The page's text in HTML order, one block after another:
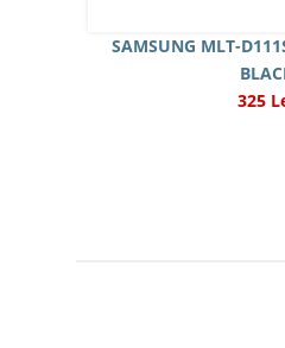
SAMSUNG MLT-
325